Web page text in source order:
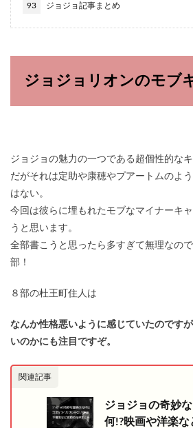
93 ジョジョ記事まとめ
ジョジョリオンのモブ
ジョジョの魅力の一つである超個性的なキ
だがそれは定助や康穂やプアートムのよ
はない。
今回は彼らに埋もれたモブなマイナーキ
うと思います。
全部書こうと思ったら多すぎて無理なの
部！
８部の杜王町住人は
なんか性格悪いように感じていたのです
いのかにも注目ですぞ。
関連記事
ジョジョの奇妙
何!?映画や洋楽